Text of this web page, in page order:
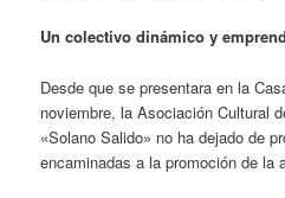
Un colectivo dinámico y
Desde que se presentara en la
noviembre, la Asociación Cultural
«Solano Salido» no ha dejado de
encaminadas a la promoción de la